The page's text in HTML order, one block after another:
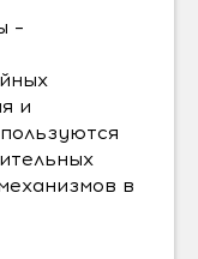
–
и
в